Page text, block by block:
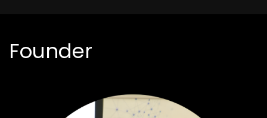
Founder